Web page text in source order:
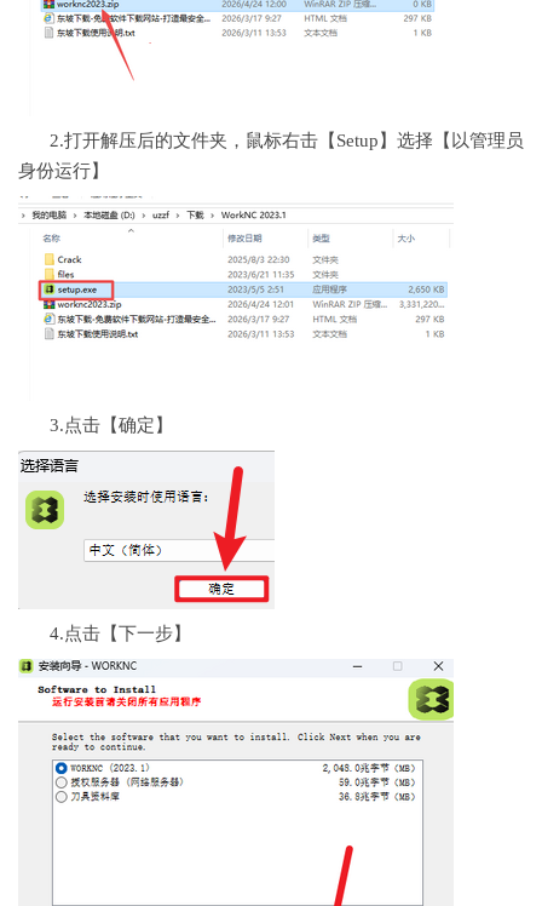
2.打开解压后的文件夹，鼠标右击【Setup】选择【以管理员
身份运行】
3.点击【确定】
4.点击【下一步】